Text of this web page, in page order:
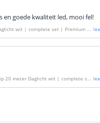
en goede kwaliteit led, mooi fel!
wit | complete set | Premium 12
20 meter Daglicht wit | complete set